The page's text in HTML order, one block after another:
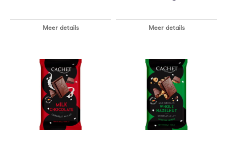
Meer details Meer details